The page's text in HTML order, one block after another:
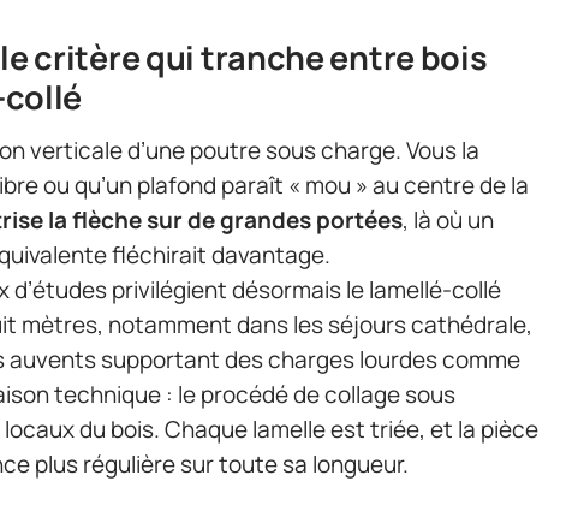
critère qui tranche entre bois
verticale d’une poutre sous charge. Vous la
ou qu’un plafond paraît « mou » au centre de la
la flèche sur de grandes portées, là où un
fléchirait davantage.
privilégient désormais le lamellé-collé
mètres, notamment dans les séjours cathédrale,
auvents supportant des charges lourdes comme
technique : le procédé de collage sous
du bois. Chaque lamelle est triée, et la pièce
plus régulière sur toute sa longueur.